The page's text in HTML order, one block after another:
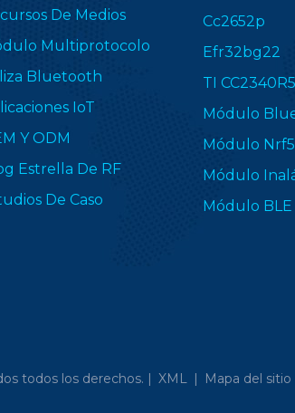
De Medios
Multiprotocolo
Bluetooth
IoT
Y ODM
Estrella De RF
De Caso
Cc2652p
Efr32bg22
TI CC2340R5
Módulo
Módulo
Módulo
Módulo BLE
todos los derechos. | XML | Mapa del sitio